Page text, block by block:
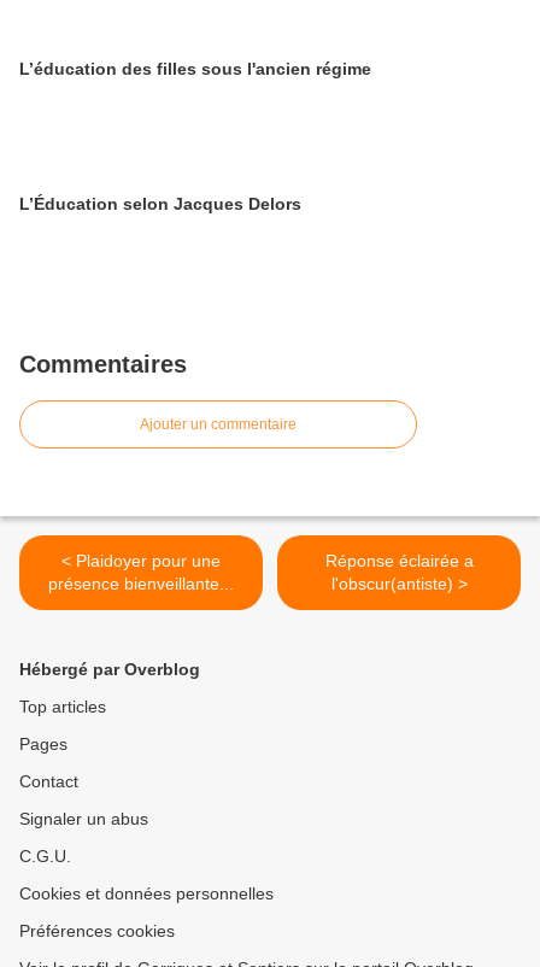
L’éducation des filles sous l'ancien régime
L’Éducation selon Jacques Delors
Commentaires
Ajouter un commentaire
< Plaidoyer pour une
présence bienveillante...
Réponse éclairée a
l'obscur(antiste) >
Hébergé par Overblog
Top articles
Pages
Contact
Signaler un abus
C.G.U.
Cookies et données personnelles
Préférences cookies